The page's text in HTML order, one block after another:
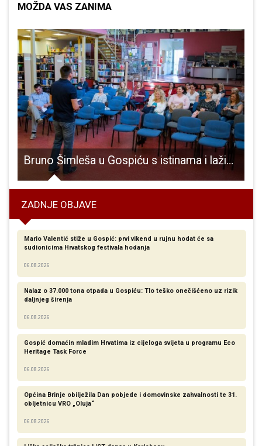
MOŽDA VAS ZANIMA
Bruno Šimleša u Gospiću s istinama i lažima o ljubavi
ZADNJE OBJAVE
Mario Valentić stiže u Gospić: prvi vikend u rujnu hodat će sa
sudionicima Hrvatskog festivala hodanja
06.08.2026
Nalaz o 37.000 tona otpada u Gospiću: Tlo teško onečišćeno uz rizik
daljnjeg širenja
06.08.2026
Gospić domaćin mladim Hrvatima iz cijeloga svijeta u programu Eco
Heritage Task Force
06.08.2026
Općina Brinje obilježila Dan pobjede i domovinske zahvalnosti te 31.
obljetnicu VRO „Oluja“
06.08.2026